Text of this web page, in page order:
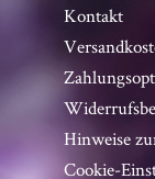
Kontakt
Hinweise
Cookie-